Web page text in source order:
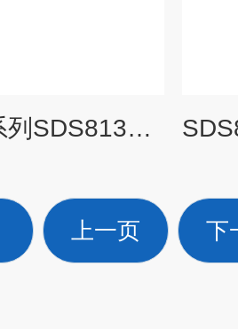
SDS8000A系列SDS8134A H12高分辨率数字示波器
上一页 下